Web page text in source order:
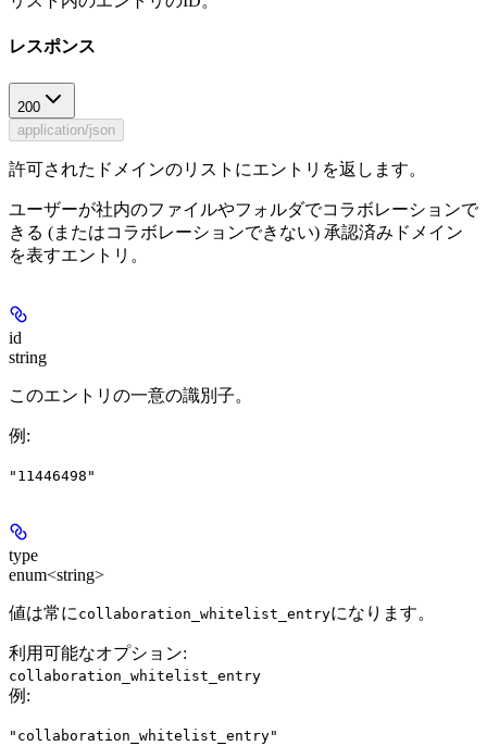
レスポンス
200
application/json
許可されたドメインのリストにエントリを返します。
ユーザーが社内のファイルやフォルダでコラボレーションで
きる (またはコラボレーションできない) 承認済みドメイン
を表すエントリ。
id
string
このエントリの一意の識別子。
例 :
"11446498"
type
enum<string>
値は常に collaboration_whitelist_entryになります。
利用可能なオプション:
collaboration_whitelist_entry
例 :
"collaboration_whitelist_entry"